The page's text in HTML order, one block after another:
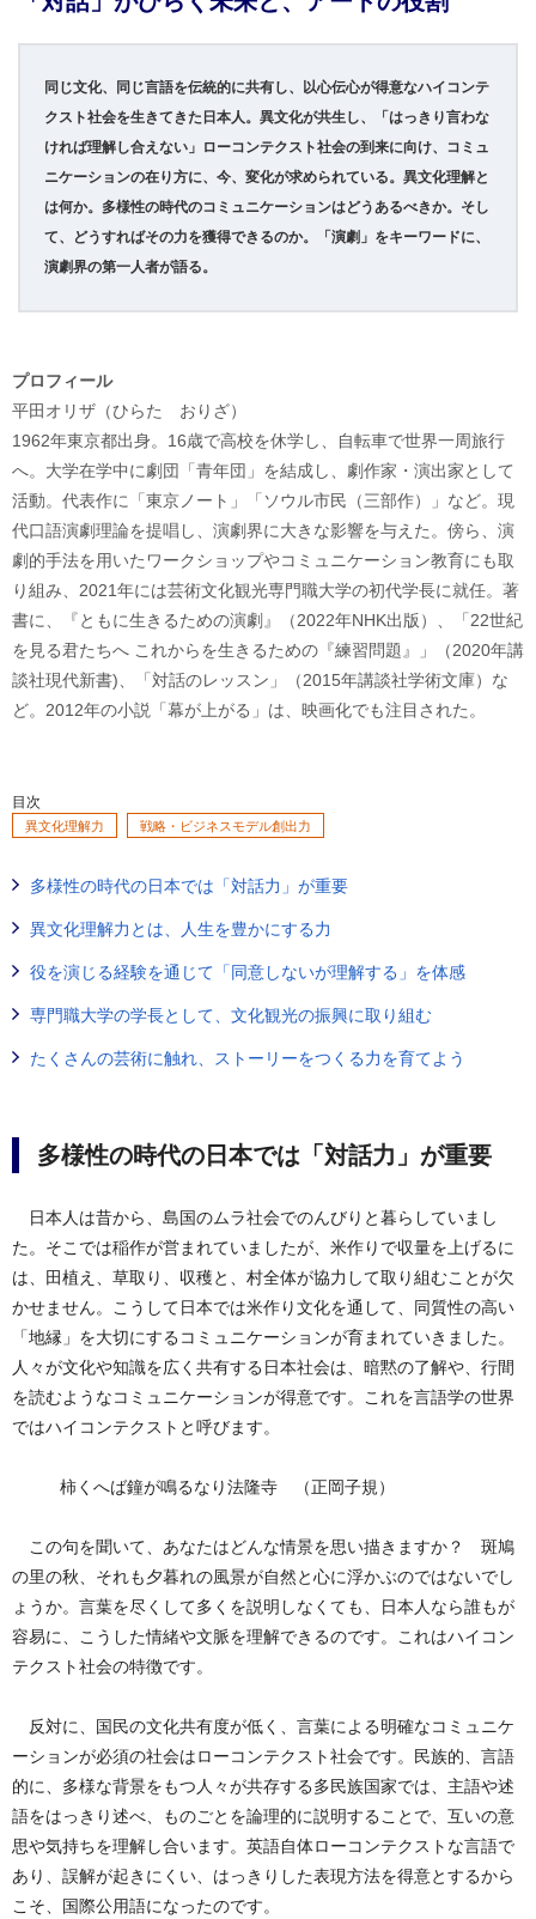
同じ文化、同じ言語を伝統的に共有し、以心伝心が得意なハイコンテ
クスト社会を生きてきた日本人。異文化が共生し、「はっきり言わな
ければ理解し合えない」ローコンテクスト社会の到来に向け、コミュ
ニケーションの在り方に、今、変化が求められている。異文化理解と
は何か。多様性の時代のコミュニケーションはどうあるべきか。そし
て、どうすればその力を獲得できるのか。「演劇」をキーワードに、
演劇界の第一人者が語る。
プロフィール
平田オリザ（ひらた おりざ）
1962年東京都出身。16歳で高校を休学し、自転車で世界一周旅行
へ。大学在学中に劇団「青年団」を結成し、劇作家・演出家として
活動。代表作に「東京ノート」「ソウル市民（三部作）」など。現
代口語演劇理論を提唱し、演劇界に大きな影響を与えた。傍ら、演
劇的手法を用いたワークショップやコミュニケーション教育にも取
り組み、2021年には芸術文化観光専門職大学の初代学長に就任。著
書に、『ともに生きるための演劇』（2022年NHK出版）、「22世紀
を見る君たちへ これからを生きるための『練習問題』」（2020年講
談社現代新書)、「対話のレッスン」（2015年講談社学術文庫）な
ど。2012年の小説「幕が上がる」は、映画化でも注目された。
目次
異文化理解力 戦略・ビジネスモデル創出力
多様性の時代の日本では「対話力」が重要
異文化理解力とは、人生を豊かにする力
役を演じる経験を通じて「同意しないが理解する」を体感
専門職大学の学長として、文化観光の振興に取り組む
たくさんの芸術に触れ、ストーリーをつくる力を育てよう
多様性の時代の日本では「対話力」が重要
日本人は昔から、島国のムラ社会でのんびりと暮らしていまし
た。そこでは稲作が営まれていましたが、米作りで収量を上げるに
は、田植え、草取り、収穫と、村全体が協力して取り組むことが欠
かせません。こうして日本では米作り文化を通して、同質性の高い
「地縁」を大切にするコミュニケーションが育まれていきました。
人々が文化や知識を広く共有する日本社会は、暗黙の了解や、行間
を読むようなコミュニケーションが得意です。これを言語学の世界
ではハイコンテクストと呼びます。
柿くへば鐘が鳴るなり法隆寺 （正岡子規）
この句を聞いて、あなたはどんな情景を思い描きますか？ 斑鳩
の里の秋、それも夕暮れの風景が自然と心に浮かぶのではないでし
ょうか。言葉を尽くして多くを説明しなくても、日本人なら誰もが
容易に、こうした情緒や文脈を理解できるのです。これはハイコン
テクスト社会の特徴です。
反対に、国民の文化共有度が低く、言葉による明確なコミュニケ
ーションが必須の社会はローコンテクスト社会です。民族的、言語
的に、多様な背景をもつ人々が共存する多民族国家では、主語や述
語をはっきり述べ、ものごとを論理的に説明することで、互いの意
思や気持ちを理解し合います。英語自体ローコンテクストな言語で
あり、誤解が起きにくい、はっきりした表現方法を得意とするから
こそ、国際公用語になったのです。